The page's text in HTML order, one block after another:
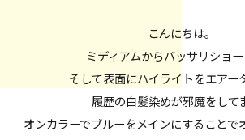
こんにちは。
ミディアムからバッサリショー
そして表面にハイライトをエアー
履歴の白髪染めが邪魔をして
オンカラーでブルーをメインにすることで